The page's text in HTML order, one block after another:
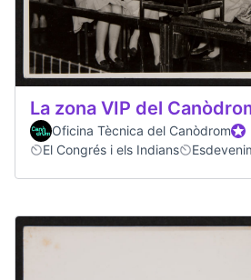
La zona VIP del
Oficina Tècnica del Canòdrom
El Congrés i els Indians